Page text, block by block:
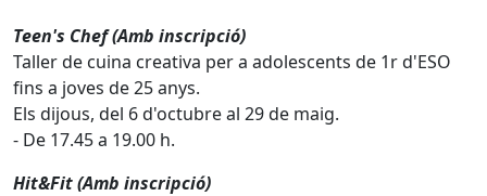
Teen's Chef (Amb inscripció)
Taller de cuina creativa per a adolescents de 1r d'ESO
fins a joves de 25 anys.
Els dijous, del 6 d'octubre al 29 de maig.
- De 17.45 a 19.00 h.
Hit&Fit (Amb inscripció)